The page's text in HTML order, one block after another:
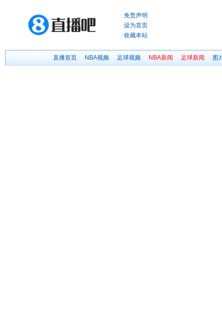
免责声明
设为首页
收藏本站
直播首页 NBA视频 足球视频 NBA新闻 足球新闻 图